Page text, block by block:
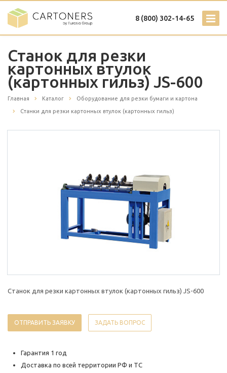
8 (800) 302-14-65
Станок для резки
картонных втулок
(картонных гильз) JS-600
Главная Каталог Оборудование для резки бумаги и картона
Станки для резки картонных втулок (картонных гильз)
Станок для резки картонных втулок (картонных гильз) JS-600
ОТПРАВИТЬ ЗАЯВКУ ЗАДАТЬ ВОПРОС
Гарантия 1 год
Доставка по всей территории РФ и ТС